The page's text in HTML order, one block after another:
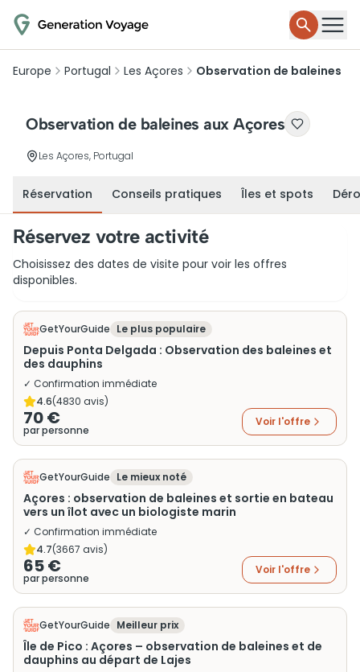
Europe Portugal Les Açores Observation de baleines
Observation de baleines aux Açores
Les Açores, Portugal
Réservation Conseils pratiques Îles et spots
Réservez votre activité
Choisissez des dates de visite pour voir les offres
disponibles.
GetYourGuide Le plus populaire
Depuis Ponta Delgada : Observation des baleines et
des dauphins
✓ Confirmation immédiate
4.6(4830 avis)
70 €
par personne
Voir l'offre
GetYourGuide Le mieux noté
Açores : observation de baleines et sortie en bateau
vers un îlot avec un biologiste marin
✓ Confirmation immédiate
4.7(3667 avis)
65 €
par personne
Voir l'offre
GetYourGuide Meilleur prix
Île de Pico : Açores – observation de baleines et de
dauphins au départ de Lajes